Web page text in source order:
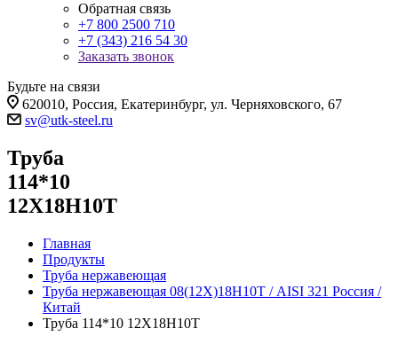
Обратная связь
+7 800 2500 710
+7 (343) 216 54 30
Заказать звонок
Будьте на связи
620010, Россия, Екатеринбург, ул. Черняховского, 67
sv@utk-steel.ru
Труба
114*10
12Х18Н10Т
Главная
Продукты
Труба нержавеющая
Труба нержавеющая 08(12Х)18Н10Т / AISI 321 Россия /
Китай
Труба 114*10 12Х18Н10Т